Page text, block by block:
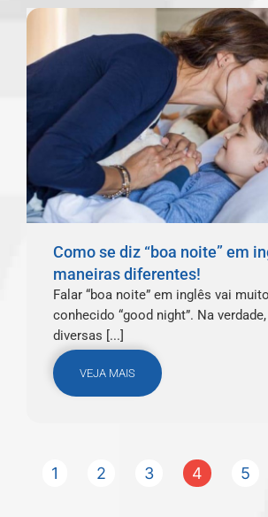
Como se diz “boa noite” em
maneiras diferentes!
Falar “boa noite” em inglês vai
conhecido “good night”. Na
diversas [...]
VEJA MAIS
1 2 3 4 5